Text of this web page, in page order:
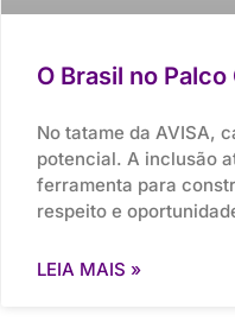
O Brasil no
No tatame da AVISA,
potencial. A inclusão
ferramenta para
respeito e
LEIA MAIS »